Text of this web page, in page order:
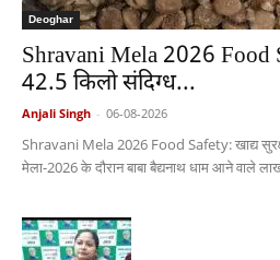
Deoghar
Shravani Mela 2026 Food
42.5 किलो संदिग्ध...
Anjali Singh - 06-08-2026
Shravani Mela 2026 Food Safety: खाद्य
मेला-2026 के दौरान बाबा बैद्यनाथ धाम आने वाले